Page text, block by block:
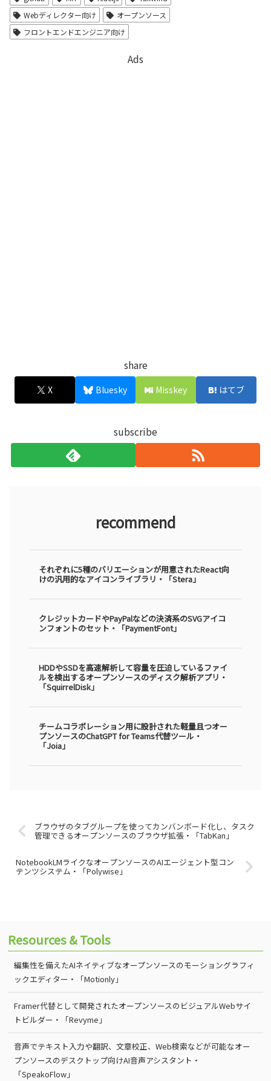
Webディレクター向け
オープンソース
フロントエンドエンジニア向け
Ads
share
X Bluesky Misskey はてブ
subscribe
recommend
それぞれに5種のバリエーションが用意されたReact向
けの汎用的なアイコンライブラリ・「Stera」
クレジットカードやPayPalなどの決済系のSVGアイコ
ンフォントのセット・「PaymentFont」
HDDやSSDを高速解析して容量を圧迫しているファイ
ルを検出するオープンソースのディスク解析アプリ・
「SquirrelDisk」
チームコラボレーション用に設計された軽量且つオー
プンソースのChatGPT for Teams代替ツール・
「Joia」
ブラウザのタブグループを使ってカンバンボード化し、タスク
管理できるオープンソースのブラウザ拡張・「TabKan」
NotebookLMライクなオープンソースのAIエージェント型コン
テンツシステム・「Polywise」
Resources & Tools
編集性を備えたAIネイティブなオープンソースのモーショングラフィ
ックエディター・「Motionly」
Framer代替として開発されたオープンソースのビジュアルWebサイ
トビルダー・「Revyme」
音声でテキスト入力や翻訳、文章校正、Web検索などが可能なオー
プンソースのデスクトップ向けAI音声アシスタント・
「SpeakoFlow」